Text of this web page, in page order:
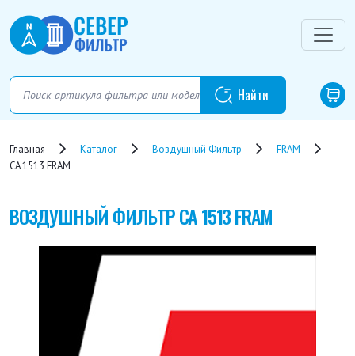
Главная Каталог Воздушный Фильтр
FRAM
CA 1513 FRAM
ВОЗДУШНЫЙ ФИЛЬТРCA 1513 FRAM